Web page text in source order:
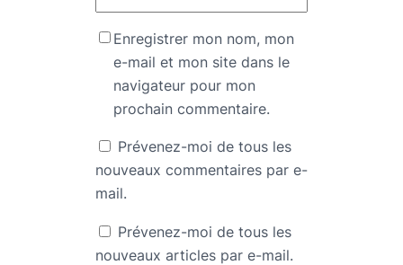
Enregistrer mon nom, mon
e-mail et mon site dans le
navigateur pour mon
prochain commentaire.
Prévenez-moi de tous les
nouveaux commentaires par e-
mail.
Prévenez-moi de tous les
nouveaux articles par e-mail.